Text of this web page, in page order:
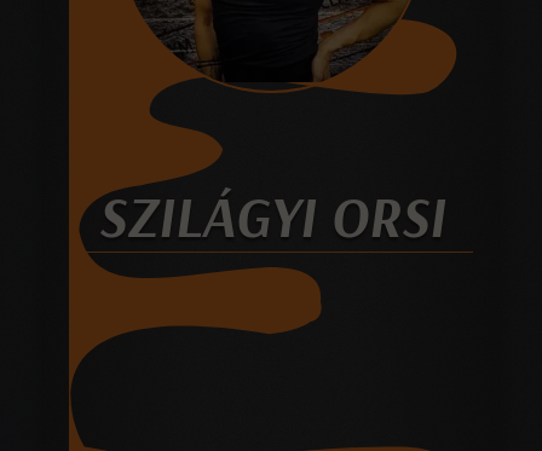
SZILÁGYI ORSI
SZEMÉLYI EDZŐ